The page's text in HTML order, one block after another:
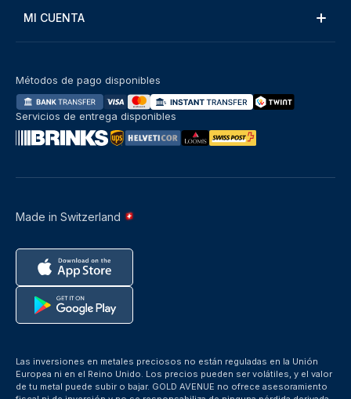
MI CUENTA
Made in Switzerland
Métodos de pago disponibles
Servicios de entrega disponibles
Las inversiones en metales preciosos no están reguladas en la Unión
Europea ni en el Reino Unido. Los precios pueden ser volátiles, y el valor
de tu metal puede subir o bajar. GOLD AVENUE no ofrece asesoramiento